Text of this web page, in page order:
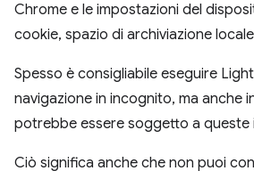
Chrome e le impostazioni del
cookie, spazio di archiviazione
Spesso è consigliabile eseguire
navigazione in incognito, ma anche
potrebbe essere soggetto a queste
Ciò significa anche che non puoi